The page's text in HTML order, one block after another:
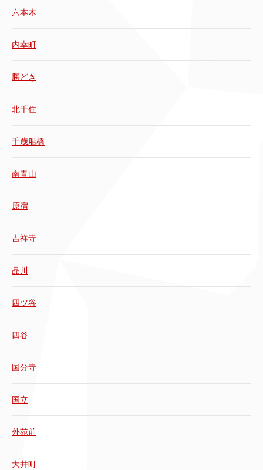
六本木
内幸町
勝どき
北千住
千歳船橋
南青山
原宿
吉祥寺
品川
四ツ谷
四谷
国分寺
国立
外苑前
大井町